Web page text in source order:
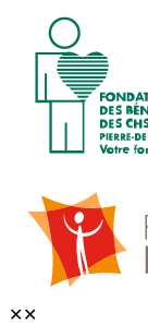
✕✕